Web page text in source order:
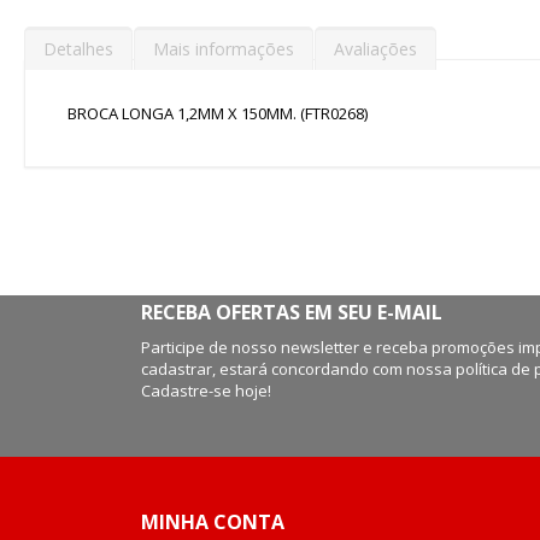
Detalhes
BROCA LONGA 1,2MM X 150MM. (FTR0268)
Mais informações Avaliações
RECEBA OFERTAS EM SEU E-MAIL
Participe de nosso newsletter e receba promoções
cadastrar, estará concordando com nossa política de
Cadastre-se hoje!
MINHA CONTA